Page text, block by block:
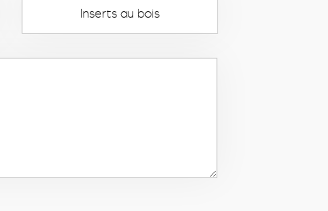
Inserts au bois